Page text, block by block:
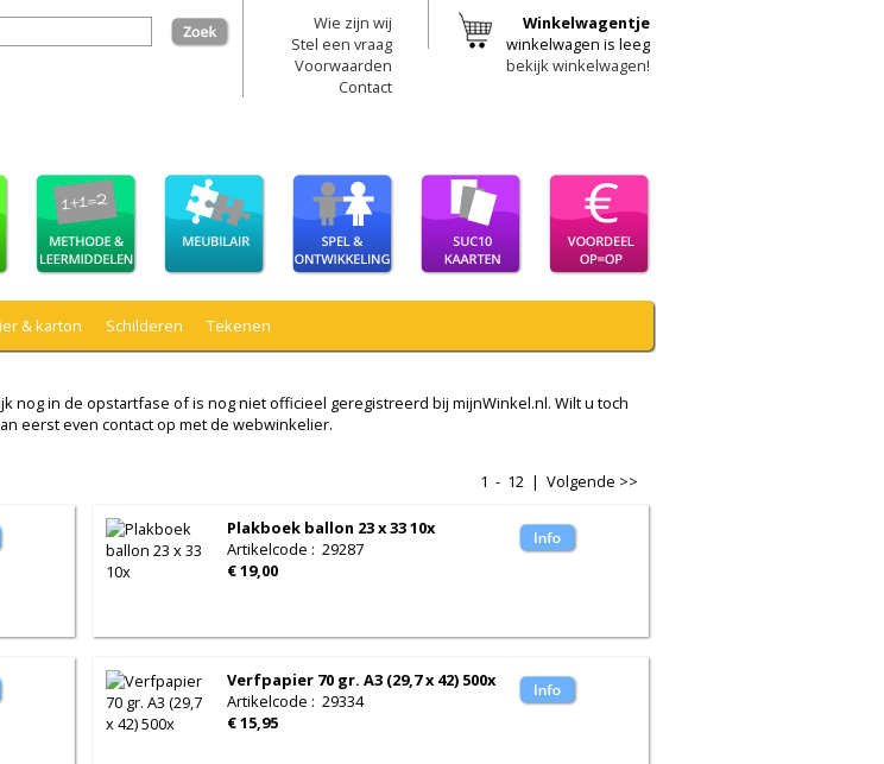
zoek
Wie zijn wij
Stel een vraag
Voorwaarden
Contact
Winkelwagentje
winkelwagen is leeg
bekijk winkelwagen!
& karton Schilderen Tekenen
nog in de opstartfase of is nog niet officieel geregistreerd bij mijnWinkel.nl. Wilt u toch
eerst even contact op met de webwinkelier.
1 - 12 | Volgende >>
Plakboek ballon 23 x 33 10x
Artikelcode : 29287
€ 19,00
Verfpapier 70 gr. A3 (29,7 x 42) 500x
Artikelcode : 29334
€ 15,95